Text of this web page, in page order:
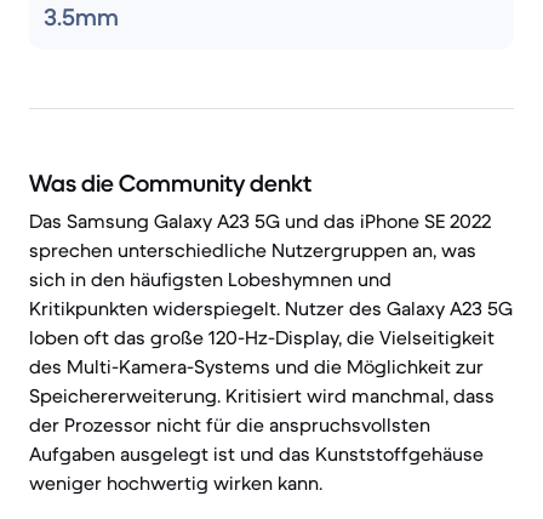
3.5mm
Was die Community denkt
Das Samsung Galaxy A23 5G und das iPhone SE 2022
sprechen unterschiedliche Nutzergruppen an, was
sich in den häufigsten Lobeshymnen und
Kritikpunkten widerspiegelt. Nutzer des Galaxy A23 5G
loben oft das große 120-Hz-Display, die Vielseitigkeit
des Multi-Kamera-Systems und die Möglichkeit zur
Speichererweiterung. Kritisiert wird manchmal, dass
der Prozessor nicht für die anspruchsvollsten
Aufgaben ausgelegt ist und das Kunststoffgehäuse
weniger hochwertig wirken kann.